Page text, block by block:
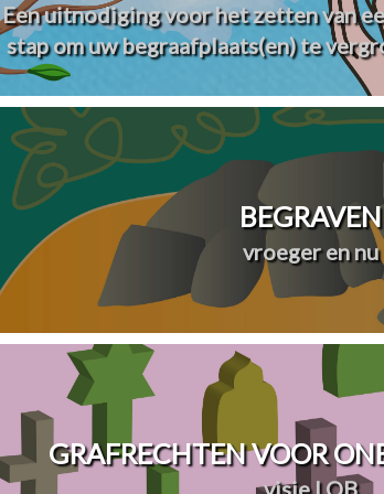
Een uitnodiging voor het zetten van
stap om uw begraafplaats(en) te
BEGRAVEN
vroeger en nu
GRAFRECHTEN VOOR
visie LOB